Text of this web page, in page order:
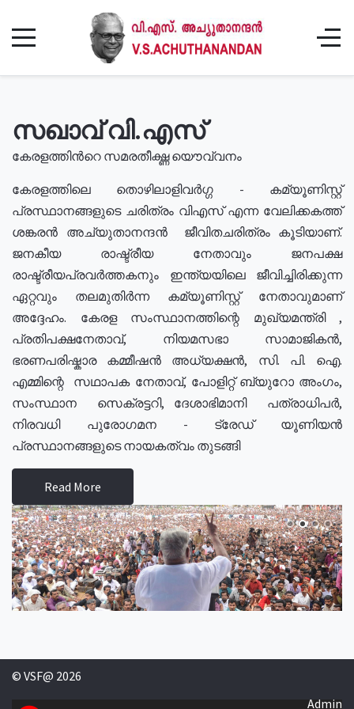
സഖാവ് വി.എസ്
കേരളത്തിൻറെ സമരതീക്ഷ്ണ യൌവ്വനം
കേരളത്തിലെ തൊഴിലാളിവർഗ്ഗ - കമ്യൂണിസ്റ്റ്
പ്രസ്ഥാനങ്ങളുടെ ചരിത്രം വിഎസ് എന്ന വേലിക്കകത്ത്
ശങ്കരൻ അച്യുതാനന്ദൻ ജീവിതചരിത്രം കൂടിയാണ്.
ജനകീയ രാഷ്ട്രീയ നേതാവും ജനപക്ഷ
രാഷ്ട്രീയപ്രവർത്തകനും ഇന്ത്യയിലെ ജീവിച്ചിരിക്കുന്ന
ഏറ്റവും തലമുതിർന്ന കമ്യൂണിസ്റ്റ് നേതാവുമാണ്
അദ്ദേഹം. കേരള സംസ്ഥാനത്തിന്റെ മുഖ്യമന്ത്രി ,
പ്രതിപക്ഷനേതാവ്, നിയമസഭാ സാമാജികൻ,
ഭരണപരിഷ്കാര കമ്മീഷൻ അധ്യക്ഷൻ, സി. പി. ഐ.
എമ്മിന്റെ സഥാപക നേതാവ്, പോളിറ്റ് ബ്യുറോ അംഗം,
സംസ്ഥാന സെക്രട്ടറി, ദേശാഭിമാനി പത്രാധിപർ,
നിരവധി പുരോഗമന - ട്രേഡ് യൂണിയൻ
പ്രസ്ഥാനങ്ങളുടെ നായകത്വം തുടങ്ങി
Read More
© VSF@ 2026
Admin